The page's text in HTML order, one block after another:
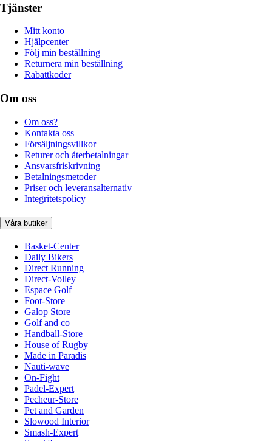
Tjänster
Mitt konto
Hjälpcenter
Följ min beställning
Returnera min beställning
Rabattkoder
Om oss
Om oss?
Kontakta oss
Försäljningsvillkor
Returer och återbetalningar
Ansvarsfriskrivning
Betalningsmetoder
Priser och leveransalternativ
Integritetspolicy
Våra butiker
Basket-Center
Daily Bikers
Direct Running
Direct-Volley
Espace Golf
Foot-Store
Galop Store
Golf and co
Handball-Store
House of Rugby
Made in Paradis
Nauti-wave
On-Fight
Padel-Expert
Pecheur-Store
Pet and Garden
Slowood Interior
Smash-Expert